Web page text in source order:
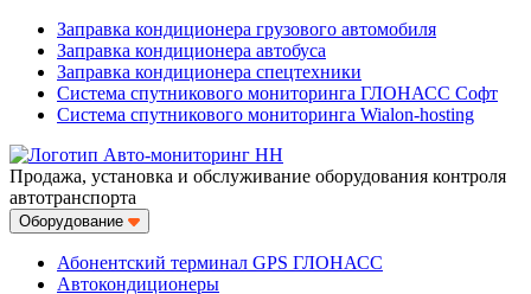
Заправка кондиционера грузового автомобиля
Заправка кондиционера автобуса
Заправка кондиционера спецтехники
Система спутникового мониторинга ГЛОНАСС Софт
Система спутникового мониторинга Wialon-hosting
Продажа, установка и обслуживание оборудования контроля
автотранспорта
Оборудование
Абонентский терминал GPS ГЛОНАСС
Автокондиционеры